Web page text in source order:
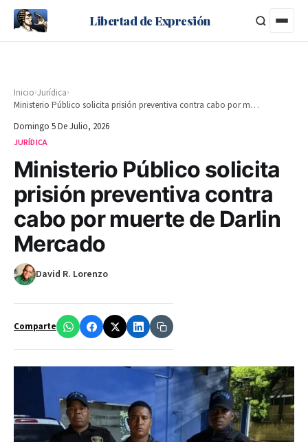
Libertad de Expresión
Inicio›Jurídica›
Ministerio Público solicita prisión preventiva contra cabo por muerte de Darlin Mercado
Domingo 5 De Julio, 2026
JURÍDICA
Ministerio Público solicita
prisión preventiva contra
cabo por muerte de Darlin
Mercado
David R. Lorenzo
Comparte